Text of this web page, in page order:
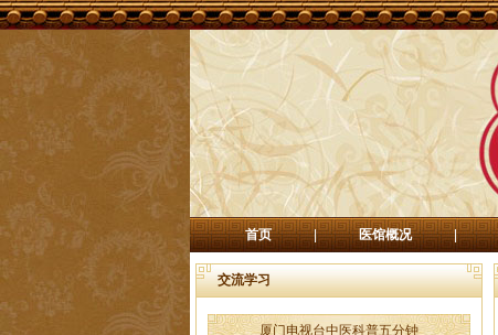
首页 | 医馆概况 |
交流学习
厦门电视台中医科普五分钟